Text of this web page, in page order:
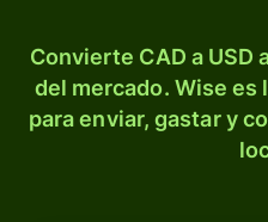
Convierte CAD a USD
del mercado. Wise
para enviar, gastar y